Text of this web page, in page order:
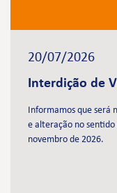
20/07/2026
Interdição de
Informamos que será
e alteração no sentido
novembro de 2026.